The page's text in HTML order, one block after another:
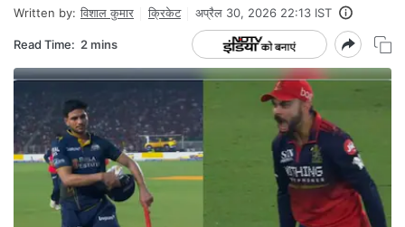
Written by: विशाल कुमार क्रिकेट अप्रैल 30, 2026 22:13 IST
Read Time: 2 mins